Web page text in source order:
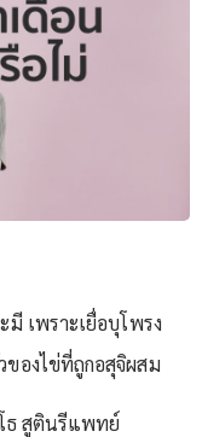
มี เพราะเยื่อบุโพรง
ของไข่ที่ถูกอสุจิผสม
ธ สูตินรีแพทย์